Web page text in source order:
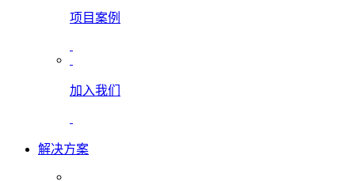
项目案例
加入我们
解决方案